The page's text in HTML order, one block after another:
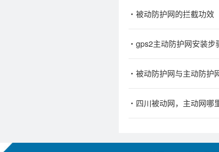
被动防护网的拦截功效
gps2主动防护网安装步
被动防护网与主动防护
四川被动网，主动网哪